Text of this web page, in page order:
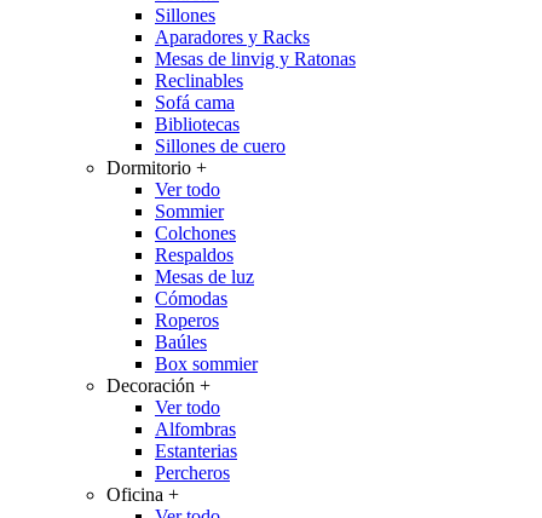
Sillones
Aparadores y Racks
Mesas de linvig y Ratonas
Reclinables
Sofá cama
Bibliotecas
Sillones de cuero
Dormitorio +
Ver todo
Sommier
Colchones
Respaldos
Mesas de luz
Cómodas
Roperos
Baúles
Box sommier
Decoración +
Ver todo
Alfombras
Estanterias
Percheros
Oficina +